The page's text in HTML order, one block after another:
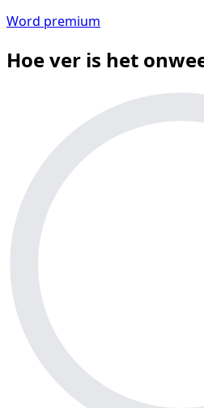
Word premium
Hoe ver is het